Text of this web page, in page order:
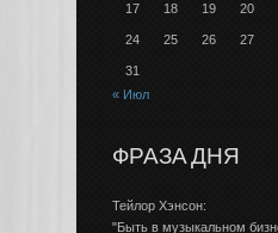
17 18 19 20
24 25 26 27
31
« Июл
ФРАЗА ДНЯ
Тейлор Хэнсон:
"Быть в музыкальном